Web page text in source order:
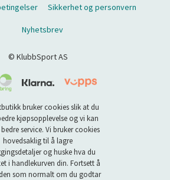
Sikkerhet og personvern
Nyhetsbrev
© KlubbSport AS
bruker cookies slik at du
kjøpsopplevelse og vi kan
service. Vi bruker cookies
hovedsaklig til å lagre
og huske hva du
i handlekurven din. Fortsett å
som normalt om du godtar